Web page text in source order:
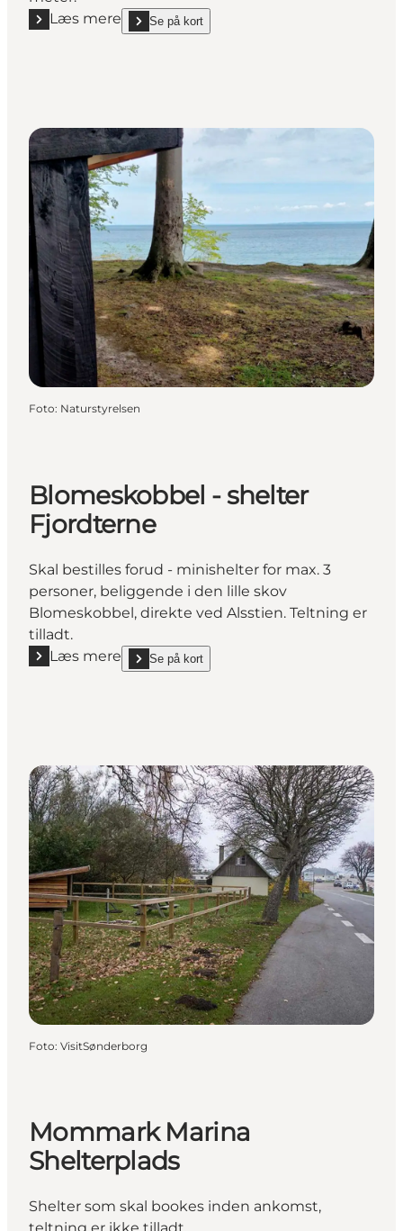
Læs mere
Læs mere "Stenkobbel Hø-hotel - Shelter"
Se på kort
show Stenkobbel Hø-hotel - Shelter on_map
Foto: Naturstyrelsen
Blomeskobbel - shelter
Fjordterne
Skal bestilles forud - minishelter for max. 3
personer, beliggende i den lille skov
Blomeskobbel, direkte ved Alsstien. Teltning er
tilladt.
Læs mere
Læs mere "Blomeskobbel - shelter Fjordterne"
Se på kort
show Blomeskobbel - shelter Fjordterne on_map
Foto: VisitSønderborg
Mommark Marina
Shelterplads
Shelter som skal bookes inden ankomst,